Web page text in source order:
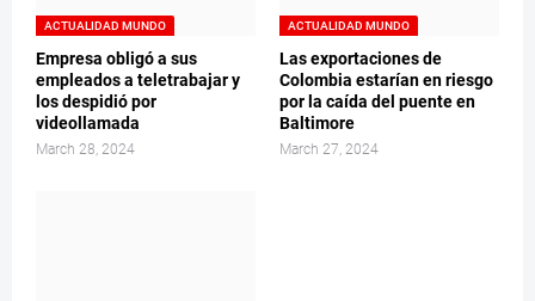
ACTUALIDAD MUNDO
Empresa obligó a sus
empleados a teletrabajar y
los despidió por
videollamada
March 28, 2024
ACTUALIDAD MUNDO
Las exportaciones de
Colombia estarían en riesgo
por la caída del puente en
Baltimore
March 27, 2024